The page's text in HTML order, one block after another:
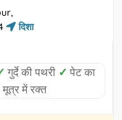
दिशा
गुर्दे की पथरी ✓ पेट का
मूत्र में रक्त